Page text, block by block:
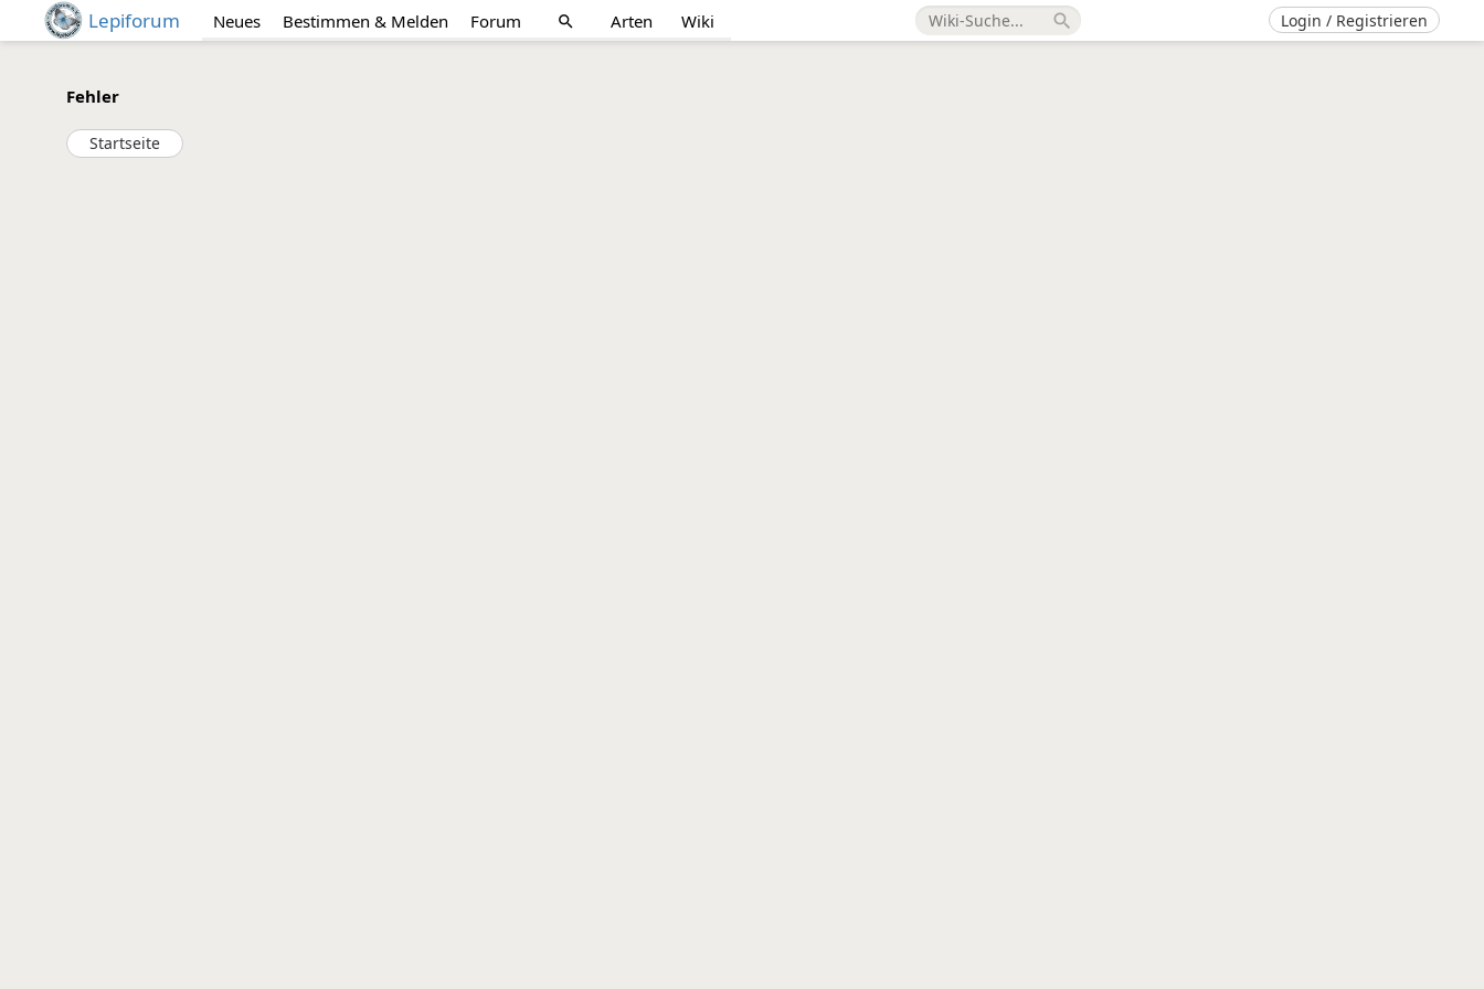
Lepiforum Neues Bestimmen & Melden Forum search Arten Wiki search Login / Registrieren
Fehler
Startseite